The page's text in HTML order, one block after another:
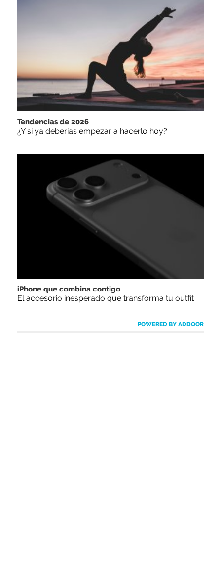
Tendencias de 2026
¿Y si ya deberías empezar a hacerlo hoy?
iPhone que combina contigo
El accesorio inesperado que transforma tu outfit
POWERED BY ADDOOR